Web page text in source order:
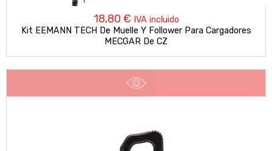
18,80 € IVA incluido
Kit EEMANN TECH De Muelle Y Follower Para Cargadores
MECGAR De CZ